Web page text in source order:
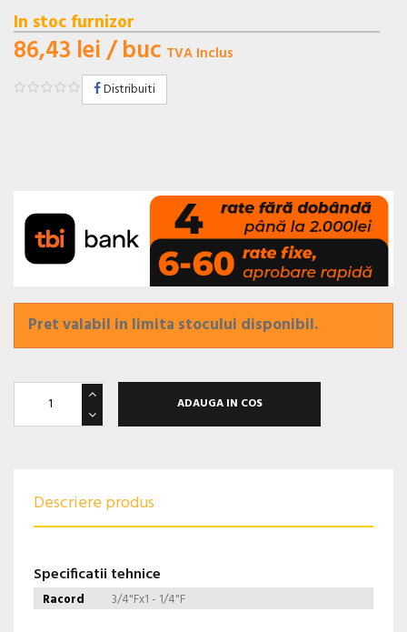
In stoc furnizor
86,43 lei/ buc TVA Inclus
Distribuiti
Pret valabil in limita stocului disponibil.
ADAUGA IN COS
Descriere produs
Specificatii tehnice
Racord 3/4"Fx1 - 1/4"F